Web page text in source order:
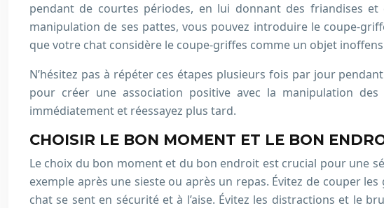
pendant de courtes périodes, en lui donnant des friandises
manipulation de ses pattes, vous pouvez introduire le coupe-
que votre chat considère le coupe-griffes comme un objet
N’hésitez pas à répéter ces étapes plusieurs fois par jour
pour créer une association positive avec la manipulation
immédiatement et réessayez plus tard.
CHOISIR LE BON MOMENT ET LE BON
Le choix du bon moment et du bon endroit est crucial pour une
exemple après une sieste ou après un repas. Évitez de couper
chat se sent en sécurité et à l’aise. Évitez les distractions et le